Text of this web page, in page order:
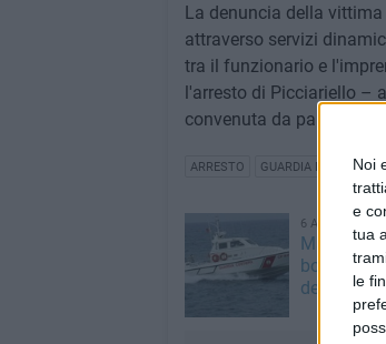
Noi
e
tua
le
La denuncia della
attraverso servizi
tra il funzionario e
l'arresto di Picciariello –
convenuta da parte della
ARRESTO GUARDIA DI FINANZA
6 AGOSTO 2026
Marittimo
bordo di
del